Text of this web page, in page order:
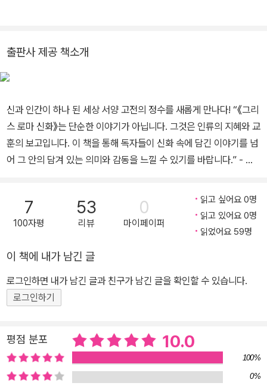
몸이 불편한 장애인으로 어린 시절 상처 주는 말 때문에 힘들었던 적
도 많았지만, 따뜻한 말 한마디가 사람을 다시 웃게 만든다는 것을 알
살아가길 바라는 마음으로 이야기를 쓰고 있다. 2025년에 ‘아동 문
학의 노벨상’이라 불리는 린드그렌상(ALMA) 후보에 오르며 작품성
과 따뜻한 마음을 세계적으로 인정받았다. 블로그 : blog.daum.net/
kingkkojang 유튜브 : 고정욱TV
출판사 제공 책소개
신과 인간이 하나 된 세상 서양 고전의 정수를 새롭게 만나다! “《그리
스 로마 신화》는 단순한 이야기가 아닙니다. 그것은 인류의 지혜와 교
훈의 보고입니다. 이 책을 통해 독자들이 신화 속에 담긴 이야기를 넘
어 그 안의 담겨 있는 의미와 감동을 느낄 수 있기를 바랍니다.” - 고
받고 있는 아동 청소년 소설의 대가 고정욱 저자가 《주석으로 쉽게 읽
는 고정욱 그리스 로마 신화》(전 10권)로 다시 한번 독자들의 마음을
사로잡는다. 《그리스 로마 신화》는 단순한 옛날이야기가 아니라 용기
정과 인간 존재에 대해 근본적인 질문을 던지는 서양 고전의 정수다.
《그리스 로마 신화》 속에 담긴 신과 영웅들의 이야기는 많은 이들의
상상력을 자극하여 문학, 예술, 철학 작품의 탄생에 영향을 준 서양 문
화의 원형(原型·archetype)으로 손꼽힌다. 그 상징적 매력은 수천
있다. 《고정욱 그리스 로마 신화》는 다년간에 걸친 저자의 방대한 연
구와 깊이 있는 통찰력을 바탕으로 신화 속 인물과 사건에 대한 설명
은 물론이고 신화의 기원과 전승 과정을 친절한 주석으로 소개한다.
7
100자평
53
리뷰
0
마이페이퍼
읽고 싶어요 0명
읽고 있어요 0명
읽었어요 59명
이 책에 내가 남긴 글
로그인하면 내가 남긴 글과 친구가 남긴 글을 확인할 수 있습니다.
로그인하기
평점 분포 10.0
100%
0%